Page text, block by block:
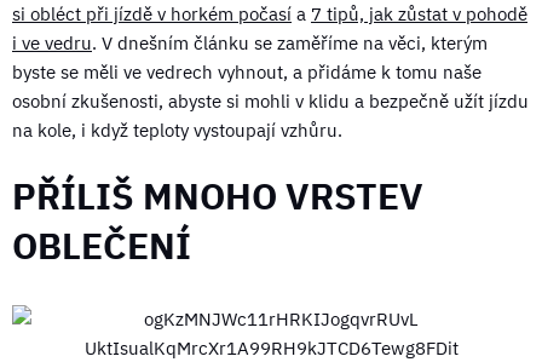
si obléct při jízdě v horkém počasí a 7 tipů, jak zůstat v pohodě
i ve vedru. V dnešním článku se zaměříme na věci, kterým
byste se měli ve vedrech vyhnout, a přidáme k tomu naše
osobní zkušenosti, abyste si mohli v klidu a bezpečně užít jízdu
na kole, i když teploty vystoupají vzhůru.
PŘÍLIŠ MNOHO VRSTEV
OBLEČENÍ